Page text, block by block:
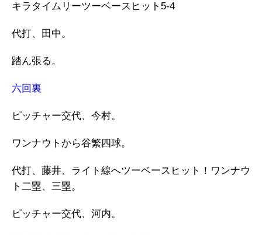
キラタイムリーツーベースヒット5-4
代打、田中。
踏ん張る。
六回裏
ピッチャー交代、今村。
ワンナウトから谷繁四球。
代打、藤井、ライト線へツーベースヒット！ワンナウ
ト二塁、三塁。
ピッチャー交代、河内。